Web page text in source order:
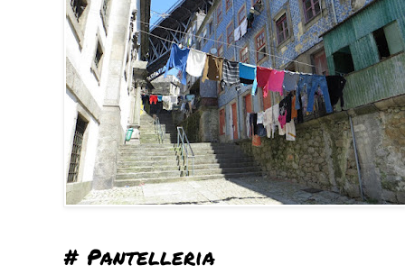
# Pantelleria